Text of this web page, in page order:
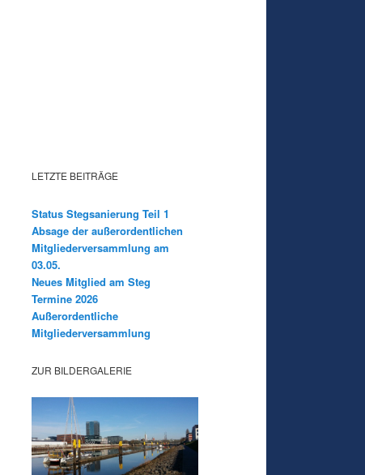
LETZTE BEITRÄGE
Status Stegsanierung Teil 1
Absage der außerordentlichen
Mitgliederversammlung am
03.05.
Neues Mitglied am Steg
Termine 2026
Außerordentliche
Mitgliederversammlung
ZUR BILDERGALERIE